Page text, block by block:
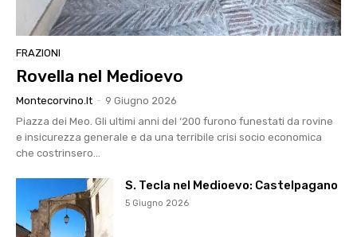
FRAZIONI
Rovella nel Medioevo
Montecorvino.it - 9 Giugno 2026
Piazza dei Meo. Gli ultimi anni del ‘200 furono funestati da rovine
e insicurezza generale e da una terribile crisi socio economica
che costrinsero...
S. Tecla nel Medioevo: Castelpagano
5 Giugno 2026